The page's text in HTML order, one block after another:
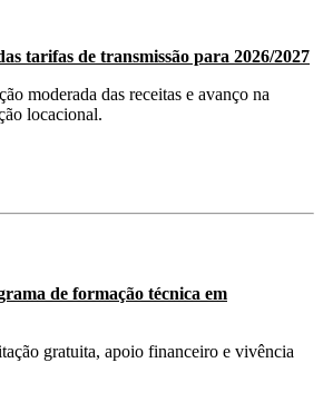
tarifas de transmissão para 2026/2027
moderada das receitas e avanço na
locacional.
de formação técnica em
gratuita, apoio financeiro e vivência